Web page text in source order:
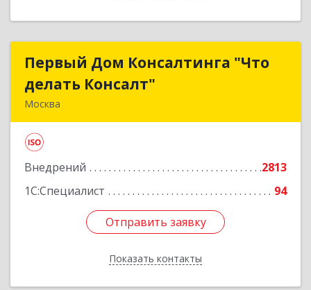
Первый Дом Консалтинга "Что
делать Консалт"
Москва
Внедрений
2813
1С:Специалист
94
Отправить заявку
Показать контакты
Первый Дом Консалтинга "Что
Отправить заявку
Назад